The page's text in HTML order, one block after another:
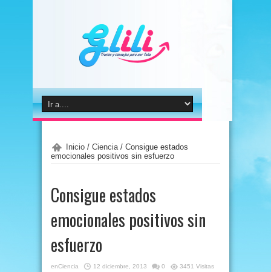
Inicio / Ciencia/ Consigue estados
emocionales positivos sin esfuerzo
Consigue estados
emocionales positivos sin
esfuerzo
enCiencia 12 diciembre, 2013 0 3451 Visitas